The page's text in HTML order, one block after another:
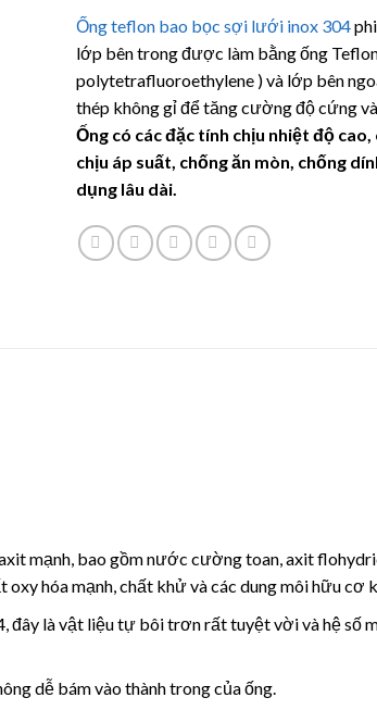
5.00
dựa trên
6
đánh giá
Ống teflon bao bọc sợi lưới inox 304
lớp bên trong được làm bằng ống
polytetrafluoroethylene ) và lớp bên
thép không gỉ để tăng cường độ cứng
Ống có các đặc tính chịu nhiệt độ
chịu áp suất, chống ăn mòn, chống
dụng lâu dài.
mạnh, bao gồm nước cường toan, axit
hóa mạnh, chất khử và các dung môi hữu cơ
đây là vật liệu tự bôi trơn rất tuyệt vời và hệ số
dễ bám vào thành trong của ống.